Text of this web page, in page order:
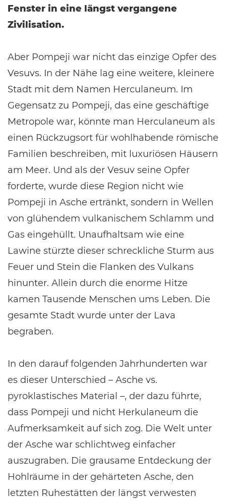
Fenster in eine längst vergangene
Zivilisation.
Aber Pompeji war nicht das einzige Opfer des
Vesuvs. In der Nähe lag eine weitere, kleinere
Stadt mit dem Namen Herculaneum. Im
Gegensatz zu Pompeji, das eine geschäftige
Metropole war, könnte man Herculaneum als
einen Rückzugsort für wohlhabende römische
Familien beschreiben, mit luxuriösen Häusern
am Meer. Und als der Vesuv seine Opfer
forderte, wurde diese Region nicht wie
Pompeji in Asche ertränkt, sondern in Wellen
von glühendem vulkanischem Schlamm und
Gas eingehüllt. Unaufhaltsam wie eine
Lawine stürzte dieser schreckliche Sturm aus
Feuer und Stein die Flanken des Vulkans
hinunter. Allein durch die enorme Hitze
kamen Tausende Menschen ums Leben. Die
gesamte Stadt wurde unter der Lava
begraben.
In den darauf folgenden Jahrhunderten war
es dieser Unterschied – Asche vs.
pyroklastisches Material –, der dazu führte,
dass Pompeji und nicht Herkulaneum die
Aufmerksamkeit auf sich zog. Die Welt unter
der Asche war schlichtweg einfacher
auszugraben. Die grausame Entdeckung der
Hohlräume in der gehärteten Asche, den
letzten Ruhestätten der längst verwesten